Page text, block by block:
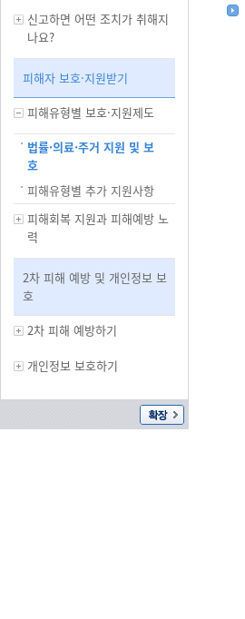
신고하면 어떤 조치가 취해지
나요?
피해자 보호·지원받기
피해유형별 보호·지원제도
법률·의료·주거 지원 및 보
호
피해유형별 추가 지원사항
피해회복 지원과 피해예방 노
력
2차 피해 예방 및 개인정보 보
호
2차 피해 예방하기
개인정보 보호하기